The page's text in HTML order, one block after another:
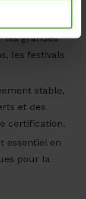
en
à
les grandes
les festivals
stable,
et des
certification.
essentiel en
pour la